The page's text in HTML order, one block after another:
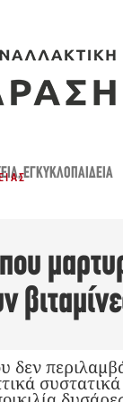
,ΕΓΚΥΚΛΟΠΑΙΔΕΙΑ
δεν